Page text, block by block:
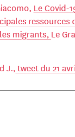
Le Covid-
ressources
migrants, Le
J., tweet du 21